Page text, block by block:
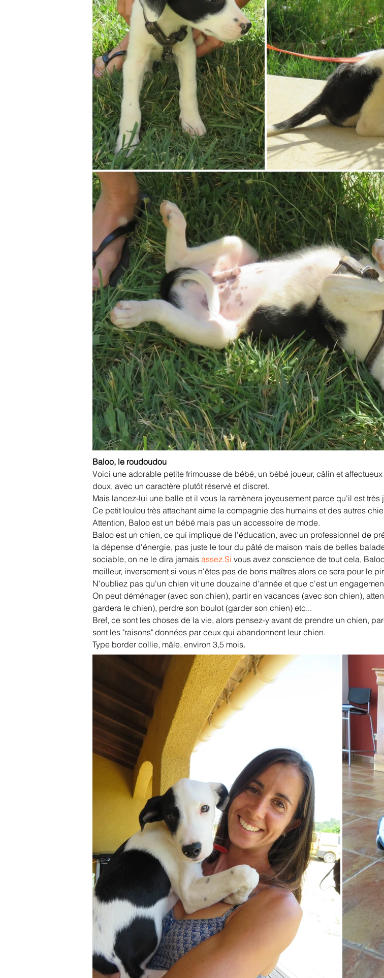
Baloo, le roudoudou
Voici une adorable petite frimousse de bébé, un bébé joueur, câlin et
doux, avec un caractère plutôt réservé et discret.
Mais lancez-lui une balle et il vous la ramènera joyeusement parce qu'il est très
Ce petit loulou très attachant aime la compagnie des humains et des autres
Attention, Baloo est un bébé mais pas un accessoire de mode.
Baloo est un chien, ce qui implique de l'éducation, avec un professionnel de
la dépense d'énergie, pas juste le tour du pâté de maison mais de belles
sociable, on ne le dira jamais assez.Si vous avez conscience de tout cela,
meilleur, inversement si vous n'êtes pas de bons maîtres alors ce sera pour le
N'oubliez pas qu'un chien vit une douzaine d'année et que c'est un
On peut déménager (avec son chien), partir en vacances (avec son chien),
gardera le chien), perdre son boulot (garder son chien) etc...
Bref, ce sont les choses de la vie, alors pensez-y avant de prendre un chien,
sont les "raisons" données par ceux qui abandonnent leur chien.
Type border collie, mâle, environ 3,5 mois.